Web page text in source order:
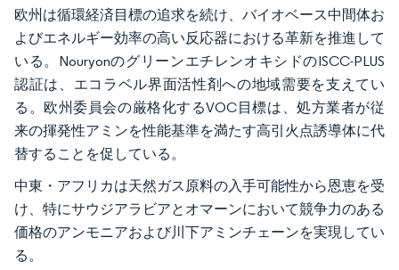
欧州は循環経済目標の追求を続け、バイオベース中間体お
よびエネルギー効率の高い反応器における革新を推進して
いる。NouryonのグリーンエチレンオキシドのISCC-PLUS
認証は、エコラベル界面活性剤への地域需要を支えてい
る。欧州委員会の厳格化するVOC目標は、処方業者が従
来の揮発性アミンを性能基準を満たす高引火点誘導体に代
替することを促している。
中東・アフリカは天然ガス原料の入手可能性から恩恵を受
け、特にサウジアラビアとオマーンにおいて競争力のある
価格のアンモニアおよび川下アミンチェーンを実現してい
る。